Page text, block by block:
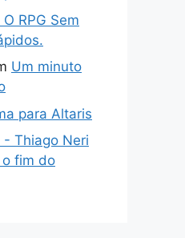
RPG Sem
Um minuto
para Altaris
Thiago Neri
fim do